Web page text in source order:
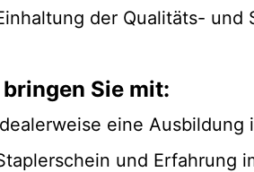
der Qualitäts- und
bringen Sie mit:
eine
und Erfahrung